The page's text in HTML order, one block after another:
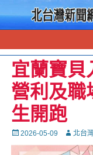
宜蘭寶貝
營利及職
生開跑
Posted
on
2026-05-09 Autor北台